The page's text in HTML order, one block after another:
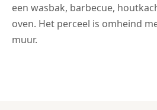
een wasbak, barbecue,
oven. Het perceel is omheind
muur.